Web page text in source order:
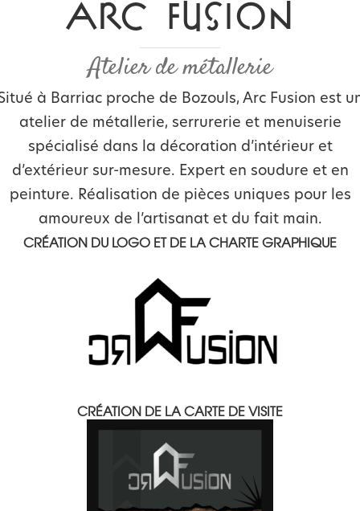
ARC FUSION
Atelier de métallerie
à Barriac proche de Bozouls, Arc Fusion est
atelier de métallerie, serrurerie et menuiserie
spécialisé dans la décoration d’intérieur et
d’extérieur sur-mesure. Expert en soudure et en
peinture. Réalisation de pièces uniques pour les
amoureux de l’artisanat et du fait main.
CRÉATION DU LOGO ET DE LA CHARTE GRAPHIQUE
CRÉATION DE LA CARTE DE VISITE